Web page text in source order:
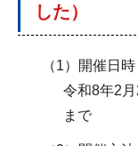
した）
（1）開催日時
令和8年2
まで